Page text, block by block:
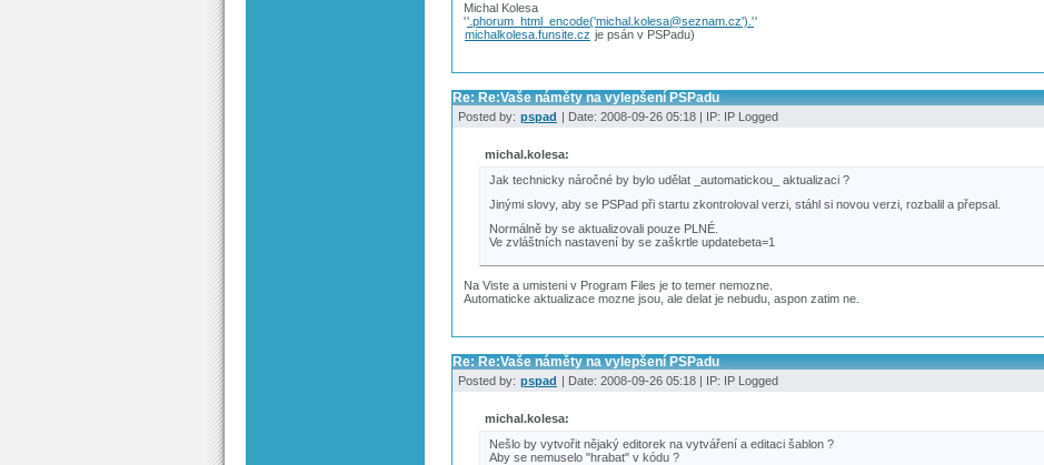
Michal Kolesa
''.phorum_html_encode('michal.kolesa@seznam.cz').''
michalkolesa.funsite.cz je psán v PSPadu)
Re: Re:Vaše náměty na vylepšení PSPadu
Posted by: pspad | Date: 2008-09-26 05:18 | IP: IP Logged
michal.kolesa:
Jak technicky náročné by bylo udělat _automatickou_ aktualizaci ?
Jinými slovy, aby se PSPad při startu zkontroloval verzi, stáhl si novou verzi, rozbalil a přepsal.
Normálně by se aktualizovali pouze PLNÉ.
Ve zvláštních nastavení by se zaškrtle updatebeta=1
Na Viste a umisteni v Program Files je to temer nemozne.
Automaticke aktualizace mozne jsou, ale delat je nebudu, aspon zatim ne.
Re: Re:Vaše náměty na vylepšení PSPadu
Posted by: pspad | Date: 2008-09-26 05:18 | IP: IP Logged
michal.kolesa:
Nešlo by vytvořit nějaký editorek na vytváření a editaci šablon ?
Aby se nemuselo "hrabat" v kódu ?